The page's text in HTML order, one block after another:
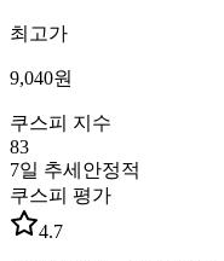
최고가
9,040원
쿠스피 지수
83
7일 추세 안정적
쿠스피 평가
4.7